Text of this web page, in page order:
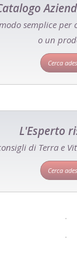
semplice per
o un
Cerca
L'Esperto
di Terra e
Cerca